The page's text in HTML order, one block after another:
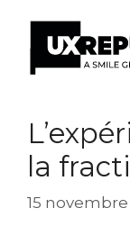
contenu
la
15 novembre